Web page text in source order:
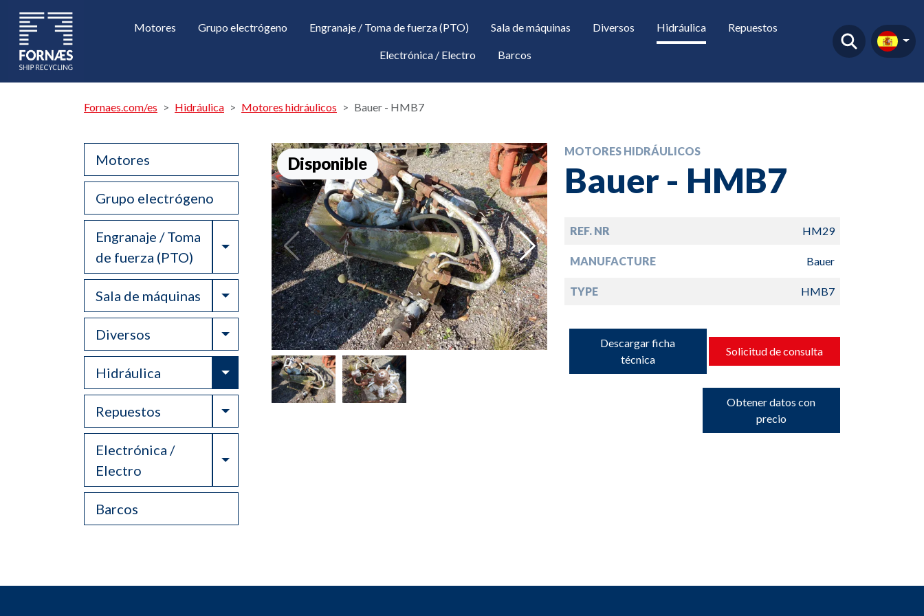
Motores Grupo electrógeno Engranaje / Toma de fuerza (PTO) Sala de máquinas Diversos Hidráulica Repuestos
Electrónica / Electro Barcos
Fornaes.com/es Hidráulica Motores hidráulicos Bauer - HMB7
Motores
Grupo electrógeno
Engranaje / Toma
de fuerza (PTO)
Toggle Dropdown
Sala de máquinas Toggle Dropdown
Diversos Toggle Dropdown
Hidráulica Toggle Dropdown
Repuestos Toggle Dropdown
Electrónica /
Electro
Toggle Dropdown
Barcos
Disponible
MOTORES HIDRÁULICOS
Bauer - HMB7
REF. NR HM29
MANUFACTURE Bauer
TYPE HMB7
Descargar ficha
técnica
Solicitud de consulta
Obtener datos con
precio